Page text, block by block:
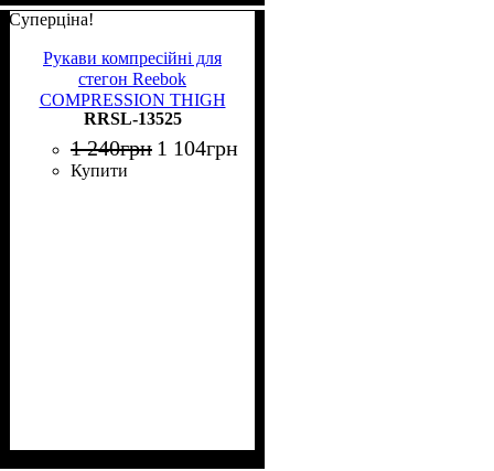
Суперціна!
Рукави компресійні для
стегон Reebok
COMPRESSION THIGH
SLEEVE 2 шт. чорно-сірі L
RRSL-13525
RRSL-13525
1 240грн 1 104грн
Купити